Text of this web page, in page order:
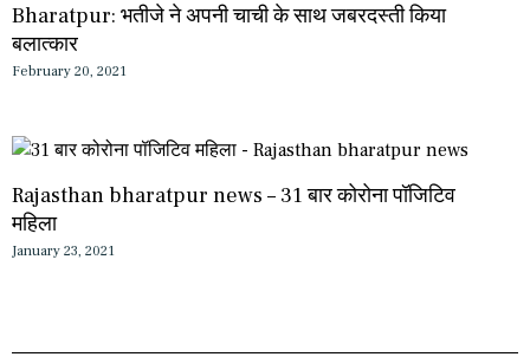
Bharatpur: भतीजे ने अपनी चाची के साथ जबरदस्ती किया
बलात्कार
February 20, 2021
Rajasthan bharatpur news – 31 बार कोरोना पॉजिटिव
महिला
January 23, 2021